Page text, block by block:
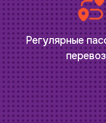
Регулярные